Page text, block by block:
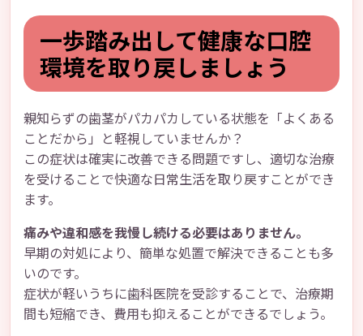
一歩踏み出して健康な口腔
環境を取り戻しましょう
親知らずの歯茎がパカパカしている状態を「よくある
ことだから」と軽視していませんか？
この症状は確実に改善できる問題ですし、適切な治療
を受けることで快適な日常生活を取り戻すことができ
ます。
痛みや違和感を我慢し続ける必要はありません。
早期の対処により、簡単な処置で解決できることも多
いのです。
症状が軽いうちに歯科医院を受診することで、治療期
間も短縮でき、費用も抑えることができるでしょう。